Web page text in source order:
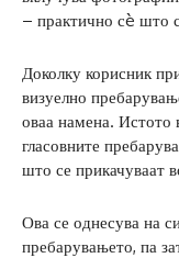
– практично сè што
Доколку корисник
визуелно
оваа намена. Истото
гласовните
што се
Ова се однесува на
пребарувањето, па